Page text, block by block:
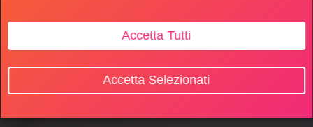
Accetta Tutti
Accetta Selezionati